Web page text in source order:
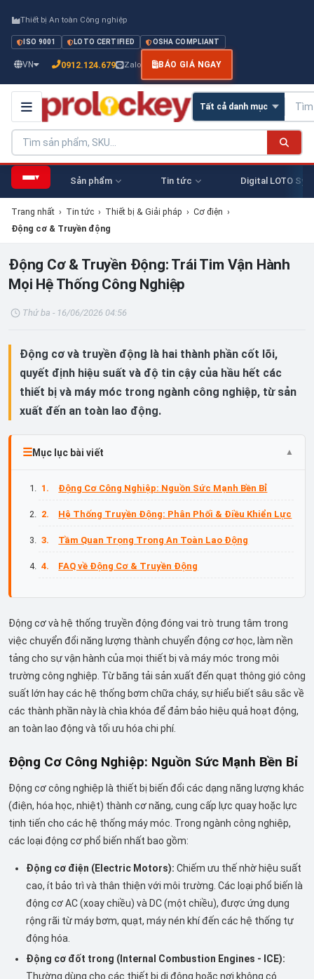
Thiết bị An toàn Công nghiệp
ISO 9001 LOTO CERTIFIED OSHA COMPLIANT
VN 0912.124.679 Zalo BÁO GIÁ NGAY
▾ Sản phẩm Tin tức Digital LOTO
Trang nhất › Tin tức › Thiết bị & Giải pháp › Cơ điện ›
Động cơ & Truyền động
Động Cơ & Truyền Động: Trái Tim Vận Hành
Mọi Hệ Thống Công Nghiệp
Thứ ba - 16/06/2026 04:56
Động cơ và truyền động là hai thành phần cốt lõi,
quyết định hiệu suất và độ tin cậy của hầu hết các
thiết bị và máy móc trong ngành công nghiệp, từ sản
xuất đến an toàn lao động.
Mục lục bài viết
Động Cơ Công Nghiệp: Nguồn Sức Mạnh Bền Bỉ
Hệ Thống Truyền Động: Phân Phối & Điều Khiển Lực
Tầm Quan Trọng Trong An Toàn Lao Động
FAQ về Động Cơ & Truyền Động
Động cơ và hệ thống truyền động đóng vai trò trung tâm trong
việc chuyển đổi năng lượng thành chuyển động cơ học, làm nền
tảng cho sự vận hành của mọi thiết bị và máy móc trong môi
trường công nghiệp. Từ băng tải sản xuất đến quạt thông gió công
suất lớn hay các hệ thống bơm chữa cháy, sự hiểu biết sâu sắc về
các thành phần này là chìa khóa để đảm bảo hiệu quả hoạt động,
an toàn lao động và tối ưu hóa chi phí.
Động Cơ Công Nghiệp: Nguồn Sức Mạnh Bền Bỉ
Động cơ công nghiệp là thiết bị biến đổi các dạng năng lượng khác
(điện, hóa học, nhiệt) thành cơ năng, cung cấp lực quay hoặc lực
tịnh tiến cho các hệ thống máy móc. Trong ngành công nghiệp,
các loại động cơ phổ biến nhất bao gồm:
Động cơ điện (Electric Motors): Chiếm ưu thế nhờ hiệu suất
cao, ít bảo trì và thân thiện với môi trường. Các loại phổ biến là
động cơ AC (xoay chiều) và DC (một chiều), được ứng dụng
rộng rãi từ máy bơm, quạt, máy nén khí đến các hệ thống tự
động hóa.
Động cơ đốt trong (Internal Combustion Engines - ICE):
Thường dùng cho các thiết bị di động hoặc nơi không có